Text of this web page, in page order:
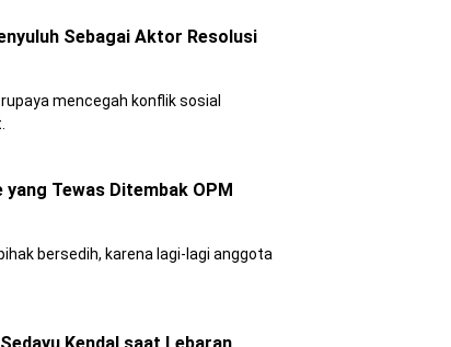
Sebagai Aktor Resolusi
mencegah konflik sosial
Tewas Ditembak OPM
bersedih, karena lagi-lagi anggota